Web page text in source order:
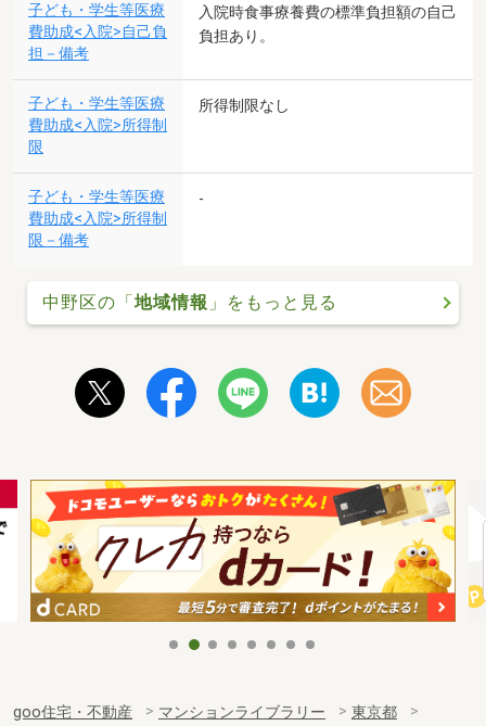
子ども・学生等医療
費助成<入院>自己負
担－備考
入院時食事療養費の標準負担額の自己
負担あり。
子ども・学生等医療
費助成<入院>所得制
限
所得制限なし
子ども・学生等医療
費助成<入院>所得制
限－備考
-
中野区の「地域情報 」をもっと見る
goo住宅・不動産 マンションライブラリー
東京都